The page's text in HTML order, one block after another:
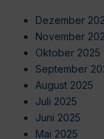
Dezember
November
Oktober 2025
September
August 2025
Juli 2025
Juni 2025
Mai 2025